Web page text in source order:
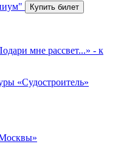
мне рассвет...» - к
«Судостроитель»